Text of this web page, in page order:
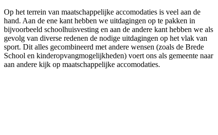
Op het terrein van maatschappelijke accomodaties is veel aan de
hand. Aan de ene kant hebben we uitdagingen op te pakken in
bijvoorbeeld schoolhuisvesting en aan de andere kant hebben we als
gevolg van diverse redenen de nodige uitdagingen op het vlak van
sport. Dit alles gecombineerd met andere wensen (zoals de Brede
School en kinderopvangmogelijkheden) voert ons als gemeente naar
aan andere kijk op maatschappelijke accomodaties.